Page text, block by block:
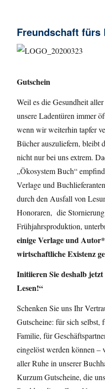
Freundschaft fürs
Gutschein
Weil es die Gesundheit
unsere Ladentüren immer
wenn wir weiterhin tapfer
Bücher auszuliefern, bleibt
nicht nur bei uns extrem.
„Ökosystem Buch“
Verlage und
durch den Ausfall von
Honoraren, die
Frühjahrsproduktion,
einigeVerlage und
wirtschaftliche Existenz
Initiieren Sie deshalb
Lesen!“
Schenken Sie uns Ihr
Gutscheine: für sich
Familie, für
eingelöst werden können –
aller Ruhe in unserer
Kurzum Gutscheine, die uns